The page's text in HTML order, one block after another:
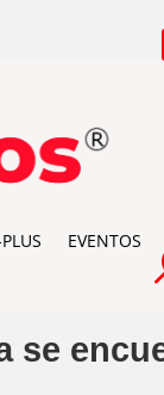
EVENTOS
se